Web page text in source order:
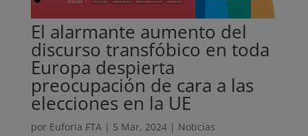
El alarmante aumento del
discurso transfóbico en toda
Europa despierta
preocupación de cara a las
elecciones en la UE
por Euforia FTA| 5 Mar, 2024| Noticias